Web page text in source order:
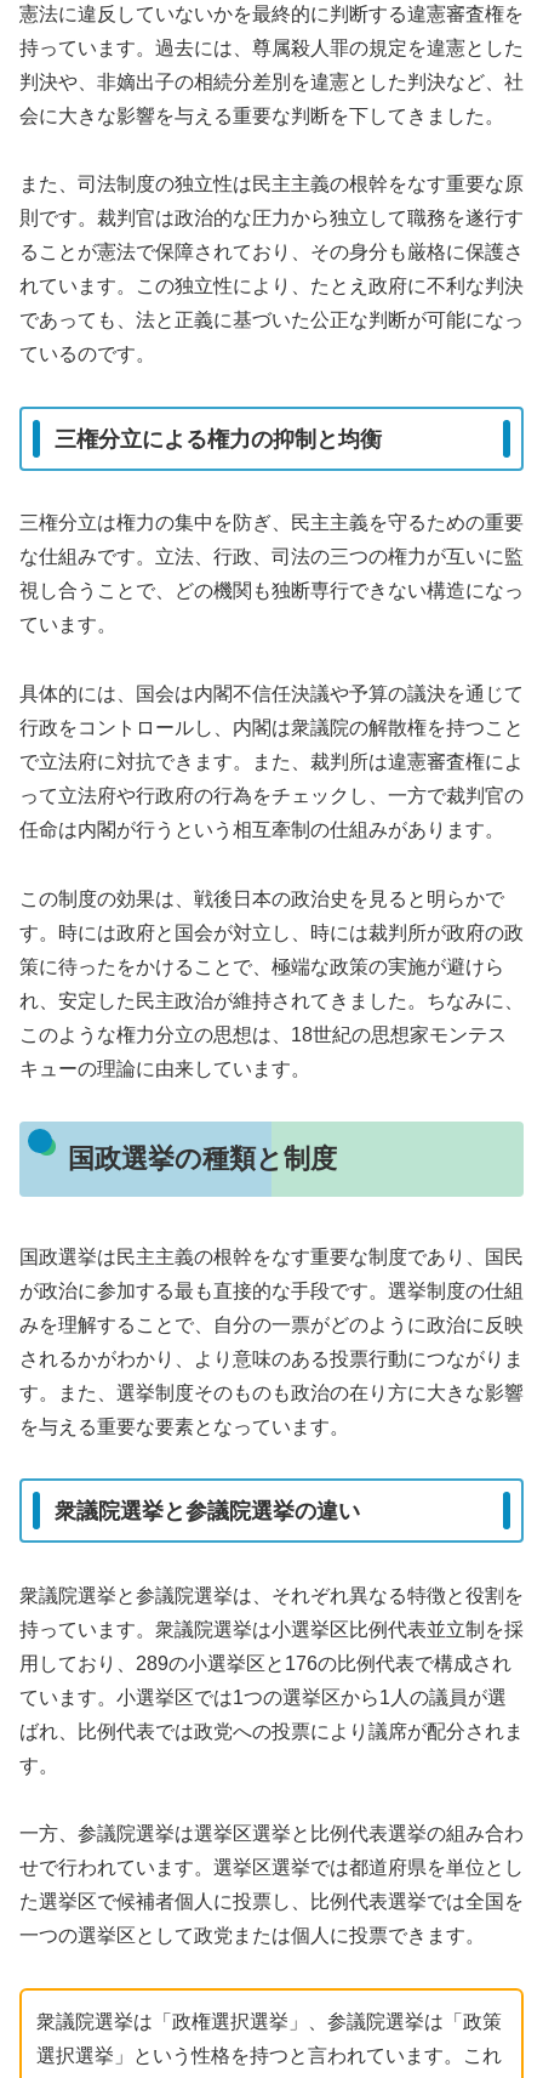
憲法に違反していないかを最終的に判断する違憲審査権を
持っています。過去には、尊属殺人罪の規定を違憲とした
判決や、非嫡出子の相続分差別を違憲とした判決など、社
会に大きな影響を与える重要な判断を下してきました。
また、司法制度の独立性は民主主義の根幹をなす重要な原
則です。裁判官は政治的な圧力から独立して職務を遂行す
ることが憲法で保障されており、その身分も厳格に保護さ
れています。この独立性により、たとえ政府に不利な判決
であっても、法と正義に基づいた公正な判断が可能になっ
ているのです。
三権分立による権力の抑制と均衡
三権分立は権力の集中を防ぎ、民主主義を守るための重要
な仕組みです。立法、行政、司法の三つの権力が互いに監
視し合うことで、どの機関も独断専行できない構造になっ
ています。
具体的には、国会は内閣不信任決議や予算の議決を通じて
行政をコントロールし、内閣は衆議院の解散権を持つこと
で立法府に対抗できます。また、裁判所は違憲審査権によ
って立法府や行政府の行為をチェックし、一方で裁判官の
任命は内閣が行うという相互牽制の仕組みがあります。
この制度の効果は、戦後日本の政治史を見ると明らかで
す。時には政府と国会が対立し、時には裁判所が政府の政
策に待ったをかけることで、極端な政策の実施が避けら
れ、安定した民主政治が維持されてきました。ちなみに、
このような権力分立の思想は、18世紀の思想家モンテス
キューの理論に由来しています。
国政選挙の種類と制度
国政選挙は民主主義の根幹をなす重要な制度であり、国民
が政治に参加する最も直接的な手段です。選挙制度の仕組
みを理解することで、自分の一票がどのように政治に反映
されるかがわかり、より意味のある投票行動につながりま
す。また、選挙制度そのものも政治の在り方に大きな影響
を与える重要な要素となっています。
衆議院選挙と参議院選挙の違い
衆議院選挙と参議院選挙は、それぞれ異なる特徴と役割を
持っています。衆議院選挙は小選挙区比例代表並立制を採
用しており、289の小選挙区と176の比例代表で構成され
ています。小選挙区では1つの選挙区から1人の議員が選
ばれ、比例代表では政党への投票により議席が配分されま
す。
一方、参議院選挙は選挙区選挙と比例代表選挙の組み合わ
せで行われています。選挙区選挙では都道府県を単位とし
た選挙区で候補者個人に投票し、比例代表選挙では全国を
一つの選挙区として政党または個人に投票できます。
衆議院選挙は「政権選択選挙」、参議院選挙は「政策
選択選挙」という性格を持つと言われています。これ